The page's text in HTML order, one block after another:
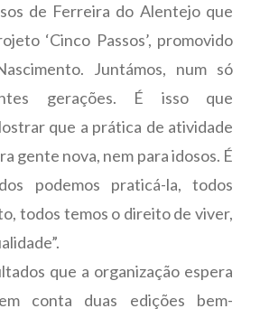
de Ferreira do Alentejo que
‘Cinco Passos’, promovido
Juntámos, num só
gerações. É isso que
que a prática de atividade
gente nova, nem para idosos. É
podemos praticá-la, todos
todos temos o direito de viver,
que a organização espera
conta duas edições bem-